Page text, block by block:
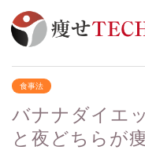
食事法
バナナダイエ
と夜どちらが